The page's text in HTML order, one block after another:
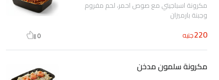
مكرونة اسباجيتي مع صوص احمر، لحم مفروم
وجبنة بارميزان
220جنيه 0
مكرونة سلمون مدخن